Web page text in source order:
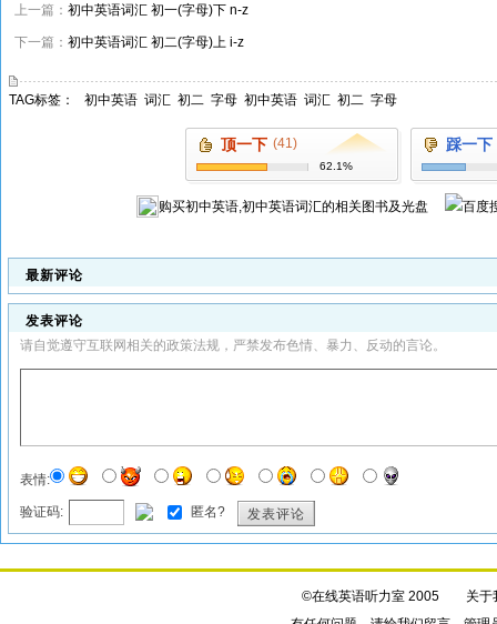
上一篇： 初中英语词汇 初一(字母)下 n-z
下一篇： 初中英语词汇 初二(字母)上 i-z
TAG标签： 初中英语 词汇 初二 字母 初中英语 词汇 初二 字母
顶一下 (41)
62.1%
踩一下
购买初中英语,初中英语词汇的相关图书及光盘
最新评论
发表评论
请自觉遵守互联网相关的政策法规，严禁发布色情、暴力、反动的言论。
表情:
验证码: 匿名? 发表评论
©在线英语听力室 2005 关于